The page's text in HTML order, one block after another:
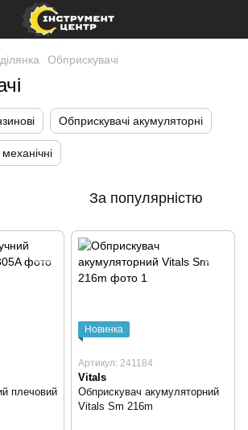
Обприскувачі
Обприскувачі акумуляторні
За популярністю
плечовий
Новинка
Артикул: 241184
Vitals
Обприскувач акумуляторний
Vitals Sm 216m